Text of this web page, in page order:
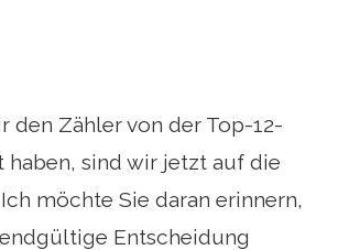
den Zähler von der Top-12-
haben, sind wir jetzt auf die
möchte Sie daran erinnern,
Entscheidung